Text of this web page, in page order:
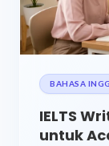
BAHASA
IELTS
untuk